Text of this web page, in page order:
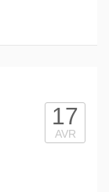
17
AVR